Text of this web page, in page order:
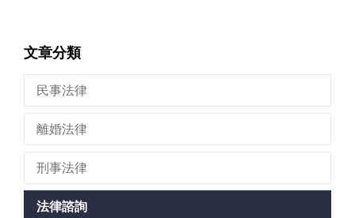
文章分類
民事法律
離婚法律
刑事法律
法律諮詢